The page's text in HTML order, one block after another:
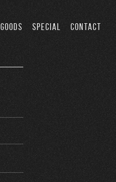
GOODS SPECIAL CONTACT